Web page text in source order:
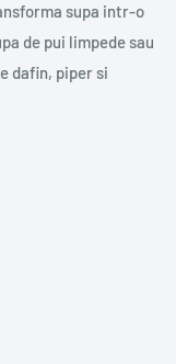
supa intr-o
de pui limpede sau
dafin, piper si